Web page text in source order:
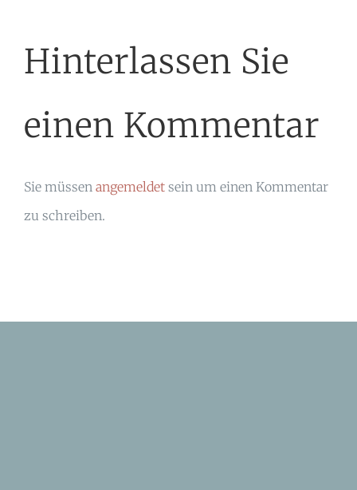
Hinterlassen Sie
einen Kommentar
Sie müssen angemeldet sein um einen Kommentar
zu schreiben.